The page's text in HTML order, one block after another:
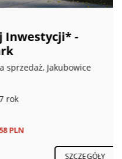
-
Jakubowice
SZCZEGÓŁY